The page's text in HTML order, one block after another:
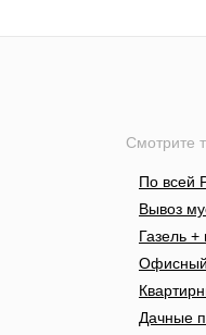
Смотрите
По всей
Вывоз
Газель +
Дачные